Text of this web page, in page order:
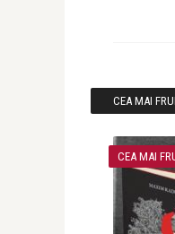
CEA MAI
CEA MAI